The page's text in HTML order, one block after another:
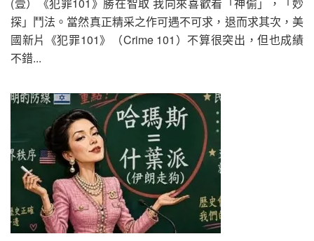
探」鬥法。當然真正精采之作可遇不可求，退而求其次，美
國新片《犯罪101》（Crime 101）不算很突出，但也成績
不錯...